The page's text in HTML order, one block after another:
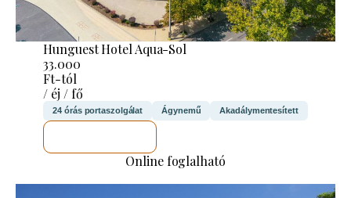
Hunguest Hotel Aqua-Sol
33.000
Ft-tól
/ éj / fő
24 órás portaszolgálat Ágynemű Akadálymentesített
Online foglalható